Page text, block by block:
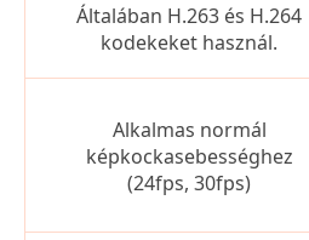
Általában H.263 és H.264
kodekeket használ.
Alkalmas normál
képkockasebességhez
(24fps, 30fps)